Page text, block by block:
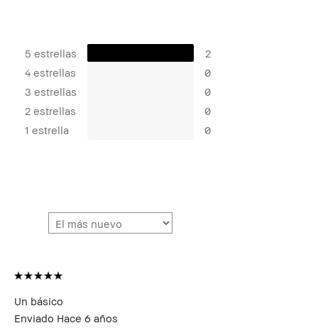
5 estrellas
2
4 estrellas
0
3 estrellas
0
2 estrellas
0
1 estrella
0
Un básico
Enviado Hace 6 años